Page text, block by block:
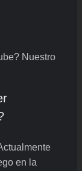
Nuestro
en la